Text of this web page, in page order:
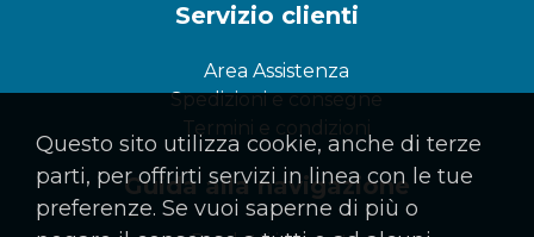
Servizio clienti
Area Assistenza
Spedizioni e consegne
Termini e condizioni
Guida alla navigazione
Questo sito utilizza cookie, anche di terze
parti, per offrirti servizi in linea con le tue
preferenze. Se vuoi saperne di più o